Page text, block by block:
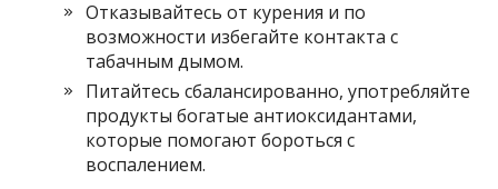
Отказывайтесь от курения и по
возможности избегайте контакта с
табачным дымом.
Питайтесь сбалансированно, употребляйте
продукты богатые антиоксидантами,
которые помогают бороться с
воспалением.